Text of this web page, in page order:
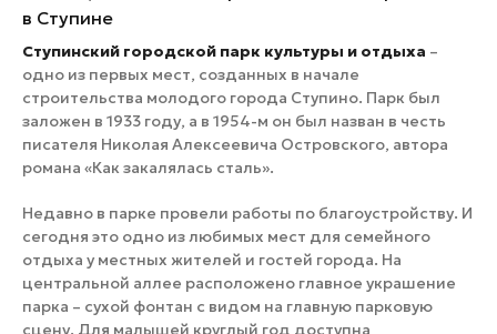
в Ступине
Ступинский городской парк культуры и отдыха –
одно из первых мест, созданных в начале
строительства молодого города Ступино. Парк был
заложен в 1933 году, а в 1954-м он был назван в честь
писателя Николая Алексеевича Островского, автора
романа «Как закалялась сталь».
Недавно в парке провели работы по благоустройству. И
сегодня это одно из любимых мест для семейного
отдыха у местных жителей и гостей города. На
центральной аллее расположено главное украшение
парка – сухой фонтан с видом на главную парковую
сцену. Для малышей круглый год доступна